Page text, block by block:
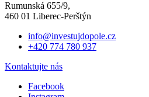
Rumunská 655/9,
460 01 Liberec-Perštýn
info@investujdopole.cz
+420 774 780 937
Kontaktujte nás
Facebook